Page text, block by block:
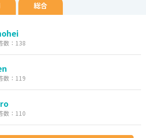
総合
数：138
数：119
数：110